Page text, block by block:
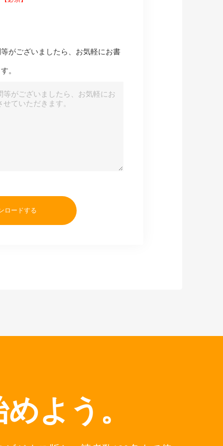
がございましたら、お気軽にお書
。
よう。